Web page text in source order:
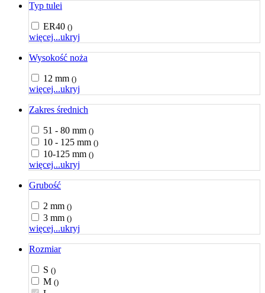
Typ tulei
ER40 ()
więcej...ukryj
Wysokość noża
12 mm ()
więcej...ukryj
Zakres średnich
51 - 80 mm ()
10 - 125 mm ()
10-125 mm ()
więcej...ukryj
Grubość
2 mm ()
3 mm ()
więcej...ukryj
Rozmiar
S ()
M ()